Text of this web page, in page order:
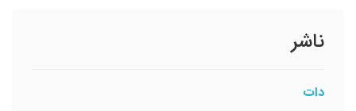
ناشر
دات